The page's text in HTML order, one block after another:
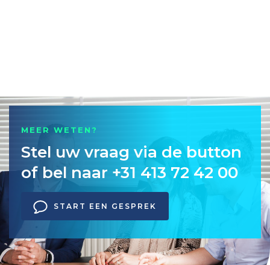
MEER WETEN?
Stel uw vraag via de button
of bel naar +31 413 72 42 00
START EEN GESPREK